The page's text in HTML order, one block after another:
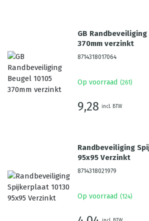
GB
370mm verzinkt
8714318017064
Op voorraad (261 )
9,28 incl. BTW
Randbeveiliging
95x95 Verzinkt
8714318021979
Op voorraad (124)